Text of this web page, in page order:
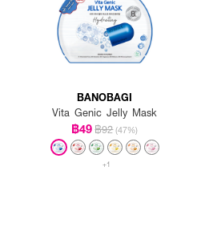
BANOBAGI
Vita Genic Jelly Mask
฿49฿92 (47%)
+1